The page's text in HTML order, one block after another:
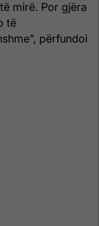
mirë. Por gjëra
të
përfundoi